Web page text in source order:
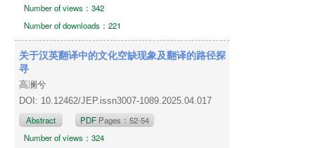
Number of views：342
Number of downloads：221
关于汉英翻译中的文化空缺现象及翻译的路径探
寻
高澜兮
DOI: 10.12462/JEP.issn3007-1089.2025.04.017
Abstract PDF Pages：52-54
Number of views：324